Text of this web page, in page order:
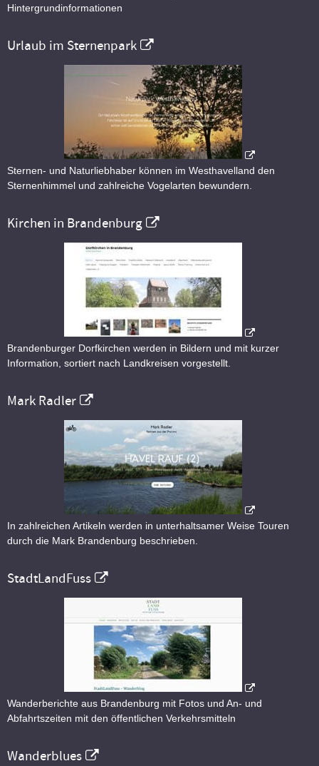
Hintergrundinformationen
Urlaub im Sternenpark
Sternen- und Naturliebhaber können im Westhavelland den
Sternenhimmel und zahlreiche Vogelarten bewundern.
Kirchen in Brandenburg
Brandenburger Dorfkirchen werden in Bildern und mit kurzer
Information, sortiert nach Landkreisen vorgestellt.
Mark Radler
In zahlreichen Artikeln werden in unterhaltsamer Weise Touren
durch die Mark Brandenburg beschrieben.
StadtLandFuss
Wanderberichte aus Brandenburg mit Fotos und An- und
Abfahrtszeiten mit den öffentlichen Verkehrsmitteln
Wanderblues